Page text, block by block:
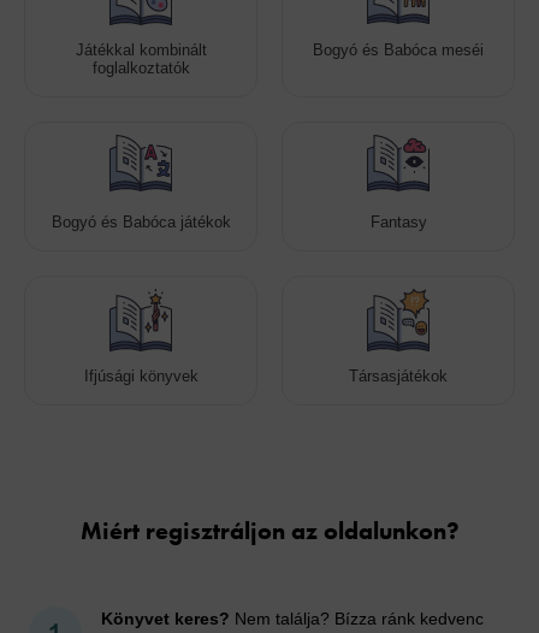
Játékkal kombinált
foglalkoztatók
Bogyó és Babóca meséi
Bogyó és Babóca játékok Fantasy
Ifjúsági könyvek Társasjátékok
Miért regisztráljon az oldalunkon?
Könyvet keres? Nem találja? Bízza ránk kedvenc